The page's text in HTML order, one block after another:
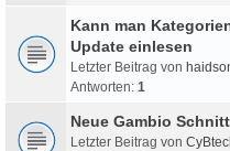
Kann man
Update einlesen
Letzter Beitrag von
Antworten: 1
Neue Gambio
Letzter Beitrag von